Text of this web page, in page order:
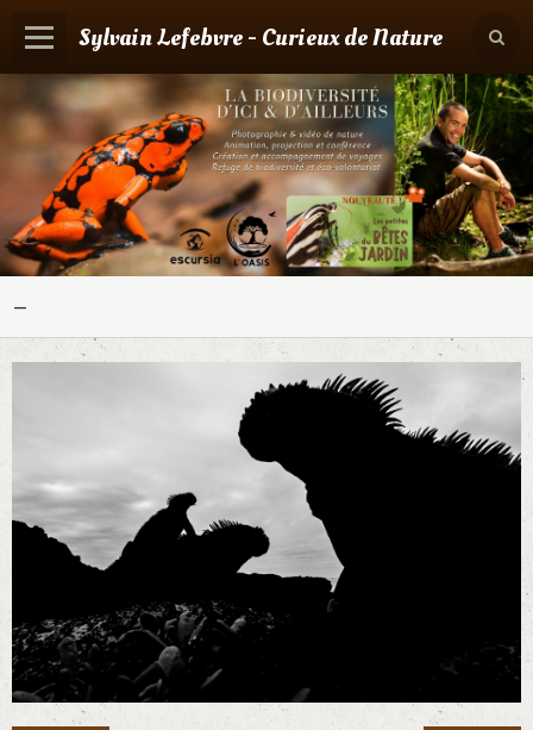
Sylvain Lefebvre - Curieux de Nature
Panier 0
Votre compte
Accueil
Contact
Agenda
-